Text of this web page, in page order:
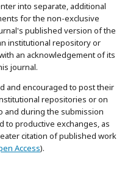
into separate, additional
for the non-exclusive
published version of the
institutional repository or
an acknowledgement of its
journal.
and encouraged to post their
repositories or on
and during the submission
to productive exchanges, as
citation of published work
Access).